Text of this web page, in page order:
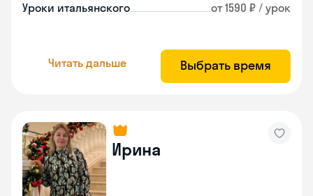
Уроки итальянского от 1590 ₽ / урок
Читать дальше Выбрать время
Ирина